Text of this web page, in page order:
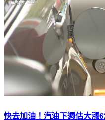
快去加油！汽油下週估大漲